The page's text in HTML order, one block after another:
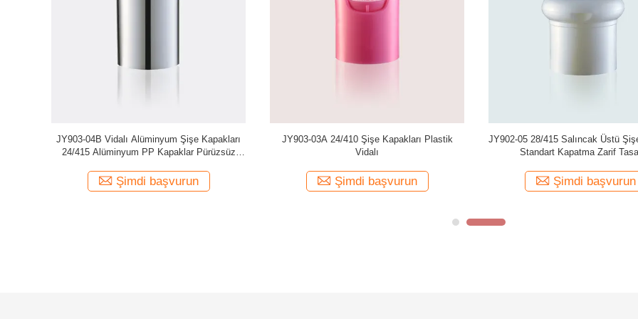
JY903-04B Vidalı Alüminyum Şişe Kapakları
24/415 Alüminyum PP Kapaklar Pürüzsüz
Şimdi başvurun
JY903-03A 24/410 Şişe Kapakları Plastik
Vidalı
Şimdi başvurun
JY902-05 28/415 Salıncak Üstü
Standart Kapatma Zarif
Şimdi başvurun